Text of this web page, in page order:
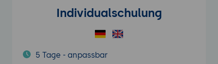
Individualschulung
5 Tage - anpassbar